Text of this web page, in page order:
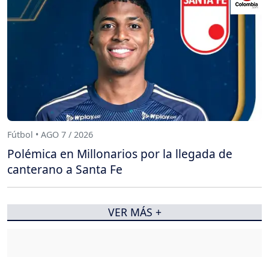
Fútbol • AGO 7 / 2026
Polémica en Millonarios por la llegada de
canterano a Santa Fe
VER MÁS +